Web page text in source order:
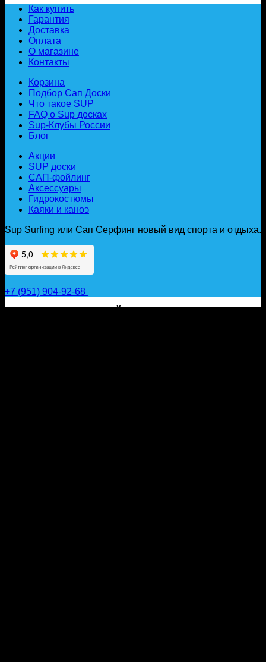
Как купить
Гарантия
Доставка
Оплата
О магазине
Контакты
Корзина
Подбор Сап Доски
Что такое SUP
FAQ о Sup досках
Sup-Клубы России
Блог
Акции
SUP доски
САП-фойлинг
Аксессуары
Гидрокостюмы
Каяки и каноэ
Sup Surfing или Сап Серфинг новый вид спорта и отдыха.
+7 (951) 904-92-68